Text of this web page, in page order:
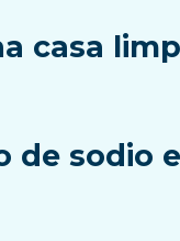
casa
de sodio